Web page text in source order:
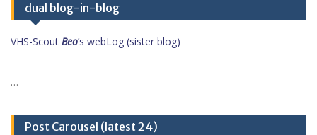
dual blog-in-blog
VHS-Scout Beo’s webLog (sister blog)
…
Post Carousel (latest 24)